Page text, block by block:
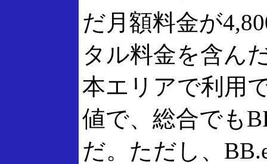
だ月額料金が
タル料金を含ん
本エリアで利用
値で、総合でも
だ。ただし、